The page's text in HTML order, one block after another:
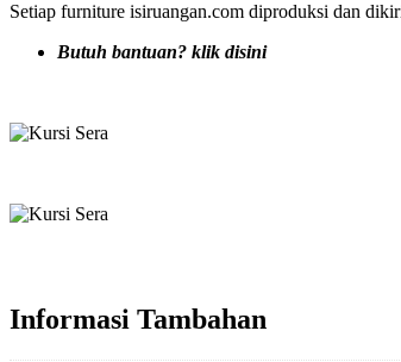
Setiap furniture isiruangan.com diproduksi dan
Butuh bantuan? klik disini
Informasi Tambahan